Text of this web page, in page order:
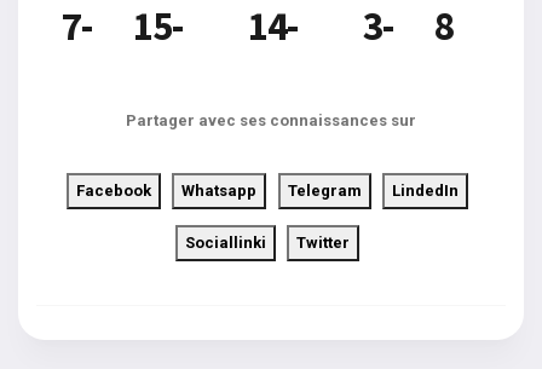
7- 15- 14- 3- 8
Partager avec ses connaissances sur
Facebook Whatsapp Telegram LindedIn
Sociallinki Twitter